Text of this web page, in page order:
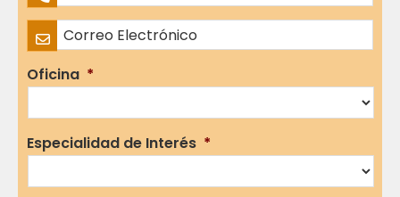
Correo Electrónico *
Oficina *
Especialidad de Interés *